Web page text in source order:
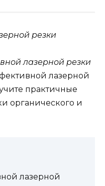
резки
лазерной резки
лазерной
практичные
органического и
лазерной